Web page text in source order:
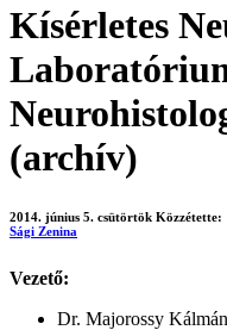
Kísérletes
(archív)
2014. június 5. csütörtök Közzétette:
Sági Zenina
Vezető:
Dr. Majorossy